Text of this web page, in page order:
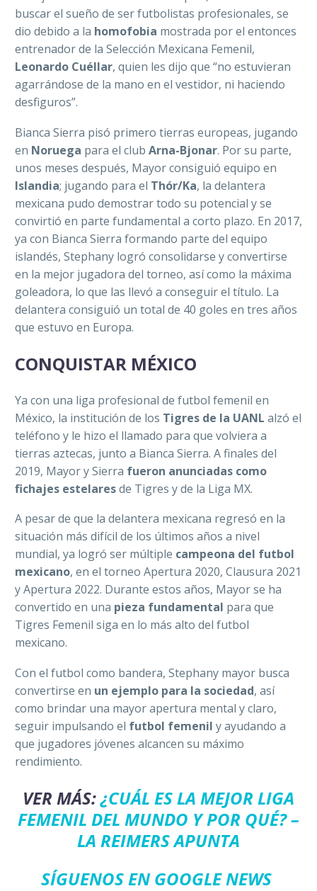
buscar el sueño de ser futbolistas profesionales, se
dio debido a la homofobia mostrada por el entonces
entrenador de la Selección Mexicana Femenil,
Leonardo Cuéllar, quien les dijo que “no estuvieran
agarrándose de la mano en el vestidor, ni haciendo
desfiguros”.
Bianca Sierra pisó primero tierras europeas, jugando
en Noruega para el club Arna-Bjonar. Por su parte,
unos meses después, Mayor consiguió equipo en
Islandia; jugando para el Thór/Ka, la delantera
mexicana pudo demostrar todo su potencial y se
convirtió en parte fundamental a corto plazo. En 2017,
ya con Bianca Sierra formando parte del equipo
islandés, Stephany logró consolidarse y convertirse
en la mejor jugadora del torneo, así como la máxima
goleadora, lo que las llevó a conseguir el título. La
delantera consiguió un total de 40 goles en tres años
que estuvo en Europa.
CONQUISTAR MÉXICO
Ya con una liga profesional de futbol femenil en
México, la institución de los Tigres de la UANL alzó el
teléfono y le hizo el llamado para que volviera a
tierras aztecas, junto a Bianca Sierra. A finales del
2019, Mayor y Sierra fueron anunciadas como
fichajes estelaresde Tigres y de la Liga MX.
A pesar de que la delantera mexicana regresó en la
situación más difícil de los últimos años a nivel
mundial, ya logró ser múltiple campeona del futbol
mexicano, en el torneo Apertura 2020, Clausura 2021
y Apertura 2022. Durante estos años, Mayor se ha
convertido en una pieza fundamental para que
Tigres Femenil siga en lo más alto del futbol
mexicano.
Con el futbol como bandera, Stephany mayor busca
convertirse en un ejemplo para la sociedad, así
como brindar una mayor apertura mental y claro,
seguir impulsando el futbol femenil y ayudando a
que jugadores jóvenes alcancen su máximo
rendimiento.
VER MÁS:¿CUÁL ES LA MEJOR LIGA
FEMENIL DEL MUNDO Y POR QUÉ? –
LA REIMERS APUNTA
SÍGUENOS EN GOOGLE NEWS